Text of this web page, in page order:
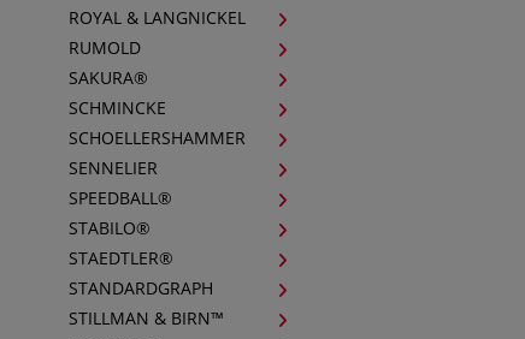
ROYAL & LANGNICKEL
RUMOLD
SAKURA®
SCHMINCKE
SCHOELLERSHAMMER
SENNELIER
SPEEDBALL®
STABILO®
STAEDTLER®
STANDARDGRAPH
STILLMAN & BIRN™